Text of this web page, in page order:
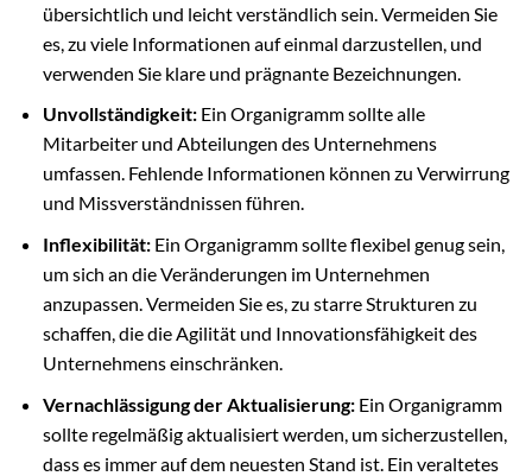
übersichtlich und leicht verständlich sein. Vermeiden Sie
es, zu viele Informationen auf einmal darzustellen, und
verwenden Sie klare und prägnante Bezeichnungen.
Unvollständigkeit:Ein Organigramm sollte alle
Mitarbeiter und Abteilungen des Unternehmens
umfassen. Fehlende Informationen können zu Verwirrung
und Missverständnissen führen.
Inflexibilität:Ein Organigramm sollte flexibel genug sein,
um sich an die Veränderungen im Unternehmen
anzupassen. Vermeiden Sie es, zu starre Strukturen zu
schaffen, die die Agilität und Innovationsfähigkeit des
Unternehmens einschränken.
Vernachlässigung der Aktualisierung:Ein Organigramm
sollte regelmäßig aktualisiert werden, um sicherzustellen,
dass es immer auf dem neuesten Stand ist. Ein veraltetes